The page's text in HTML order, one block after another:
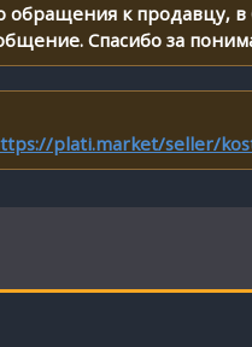
обращения к продавцу,
Спасибо за
plati.market/seller/